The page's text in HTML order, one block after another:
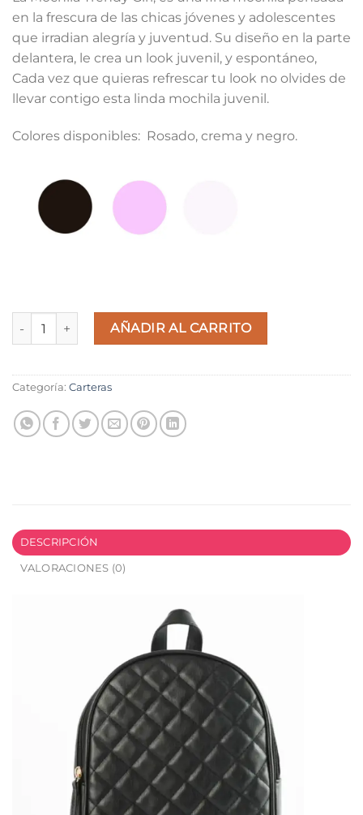
en la frescura de las chicas jóvenes y adolescentes
que irradian alegría y juventud. Su diseño en la parte
delantera, le crea un look juvenil, y espontáneo,
Cada vez que quieras refrescar tu look no olvides de
llevar contigo esta linda mochila juvenil.
Colores disponibles: Rosado, crema y negro.
Mochila Trendy Girl cantidadAÑADIR AL CARRITO
Categoría: Carteras
DESCRIPCIÓN
VALORACIONES (0)